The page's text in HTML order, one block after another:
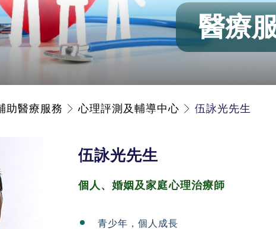
醫療
助醫療服務 心理評測及輔導中心 伍詠光先生
伍詠光先生
個人、婚姻及家庭心理治療師
青少年，個人成長